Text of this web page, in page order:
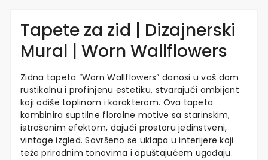
Tapete za zid | Dizajnerski
Mural | Worn Wallflowers
Zidna tapeta “Worn Wallflowers” donosi u vaš dom
rustikalnu i profinjenu estetiku, stvarajući ambijent
koji odiše toplinom i karakterom. Ova tapeta
kombinira suptilne floralne motive sa starinskim,
istrošenim efektom, dajući prostoru jedinstveni,
vintage izgled. Savršeno se uklapa u interijere koji
teže prirodnim tonovima i opuštajućem ugođaju.